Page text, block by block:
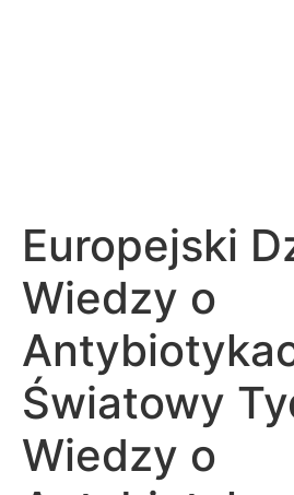
Europejski
Wiedzy o
Światowy
Wiedzy o